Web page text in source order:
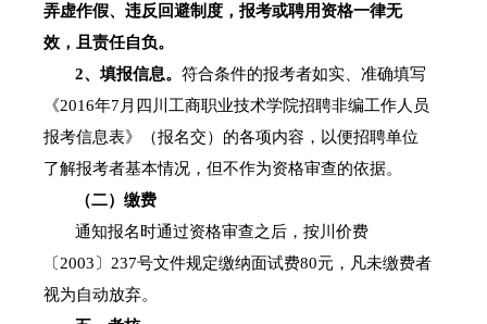
弄虚作假、违反回避制度，报考或聘用资格一律无
效，且责任自负。
2、填报信息。符合条件的报考者如实、准确填写
《2016年7 月四川工商职业技术学院招聘非编工作人员
报考信息表》（报名交）的各项内容，以便招聘单位
了解报考者基本情况，但不作为资格审查的依据。
（二）缴费
通知报名时通过资格审查之后，按川价费
〔 2003 〕 237号文件规定缴纳面试费80元，凡未缴费者
视为自动放弃。